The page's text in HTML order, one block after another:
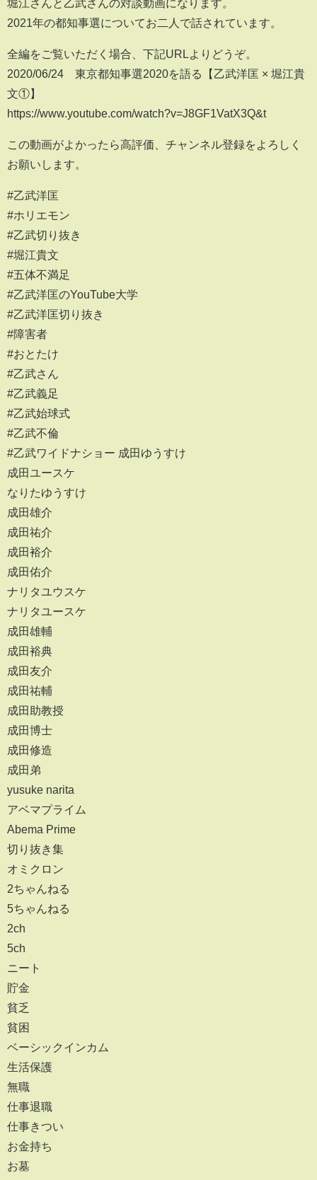
堀江さんと乙武さんの対談動画になります。
2021年の都知事選についてお二人で話されています。
全編をご覧いただく場合、下記URLよりどうぞ。
2020/06/24 東京都知事選2020を語る【乙武洋匡 × 堀江貴
文①】
https://www.youtube.com/watch?v=J8GF1VatX3Q&t
この動画がよかったら高評価、チャンネル登録をよろしく
お願いします。
#乙武洋匡
#ホリエモン
#乙武切り抜き
#堀江貴文
#五体不満足
#乙武洋匡のYouTube大学
#乙武洋匡切り抜き
#障害者
#おとたけ
#乙武さん
#乙武義足
#乙武始球式
#乙武不倫
#乙武ワイドナショー 成田ゆうすけ
成田ユースケ
なりたゆうすけ
成田雄介
成田祐介
成田裕介
成田佑介
ナリタユウスケ
ナリタユースケ
成田雄輔
成田裕典
成田友介
成田祐輔
成田助教授
成田博士
成田修造
成田弟
yusuke narita
アベマプライム
Abema Prime
切り抜き集
オミクロン
2ちゃんねる
5ちゃんねる
2ch
5ch
ニート
貯金
貧乏
貧困
ベーシックインカム
生活保護
無職
仕事退職
仕事きつい
お金持ち
お墓